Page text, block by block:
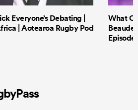
Everyone’s Debating |
| Aotearoa Rugby Pod
What
Episode